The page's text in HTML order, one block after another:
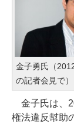
金子勇氏（
の記者会見で）
金子氏は、
権法違反幇助